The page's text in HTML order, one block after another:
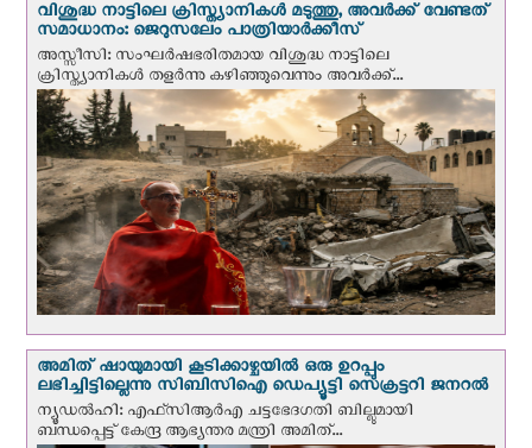
വിശുദ്ധ നാട്ടിലെ ക്രിസ്ത്യാനികൾ മടുത്തു, അവർക്ക് വേണ്ടത്
സമാധാനം: ജെറുസലേം പാത്രിയാര്‍ക്കീസ്
അസ്സീസി: സംഘര്‍ഷഭരിതമായ വിശുദ്ധ നാട്ടിലെ
ക്രിസ്ത്യാനികൾ തളര്‍ന്നു കഴിഞ്ഞുവെന്നും അവർക്ക്...
അമിത് ഷായുമായി കൂടിക്കാഴ്ചയില്‍ ഒരു ഉറപ്പും
ലഭിച്ചിട്ടില്ലെന്നു സിബിസിഐ ഡെപ്യൂട്ടി സെക്രട്ടറി ജനറല്‍
ന്യൂഡല്‍ഹി: എഫ്‌സിആര്‍എ ചട്ടഭേദഗതി ബില്ലുമായി
ബന്ധപ്പെട്ട് കേന്ദ്ര ആഭ്യന്തര മന്ത്രി അമിത്...